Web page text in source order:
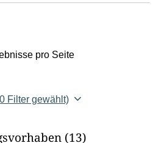
pro Seite
Filter gewählt)
(13)